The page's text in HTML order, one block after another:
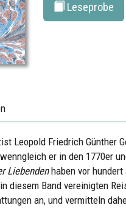
Leseprobe
Leopold Friedrich Günther
er in den 1770er
Liebendenhaben vor
diesem Band vereinigten
an, und vermitteln